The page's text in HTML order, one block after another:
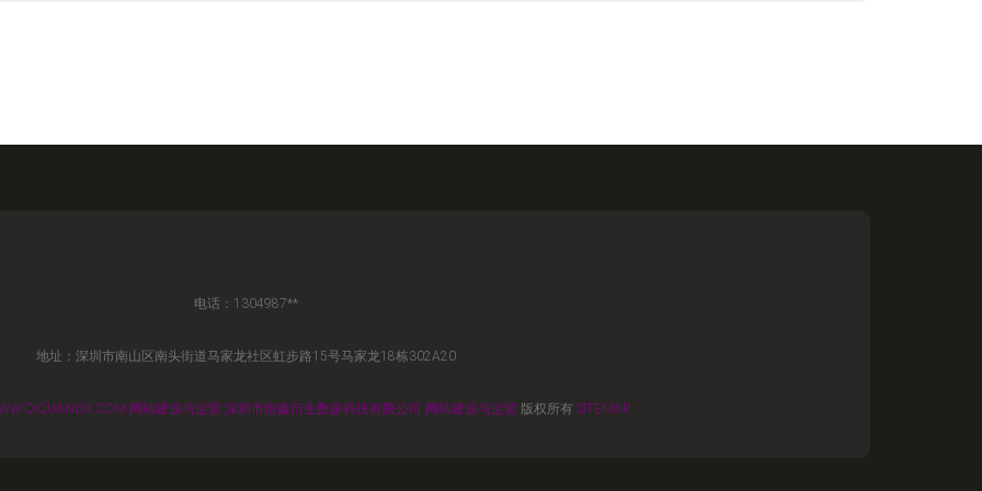
电话：1304987**
地址：深圳市南山区南头街道马家龙社区虹步路15号马家龙18栋302A20
网站建设与运营 深圳市恒鑫衍生数据科技有限公司 网站建设与运营 版权所有 SITEMAP